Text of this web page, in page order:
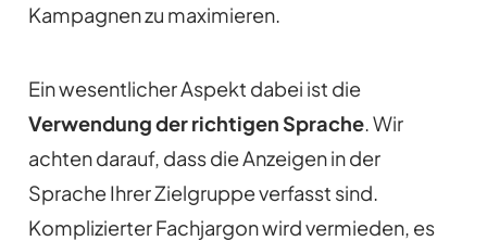
Kampagnen zu maximieren.
Ein wesentlicher Aspekt dabei ist die
Verwendung der richtigen Sprache. Wir
achten darauf, dass die Anzeigen in der
Sprache Ihrer Zielgruppe verfasst sind.
Komplizierter Fachjargon wird vermieden, es